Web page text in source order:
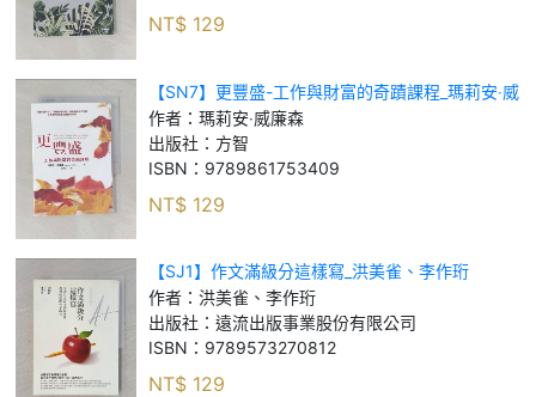
NT$ 129
【SN7】更豐盛-工作與財富的奇蹟課程_瑪莉安‧威
廉森
作者： 瑪莉安‧威廉森
出版社： 方智
ISBN： 9789861753409
NT$ 129
【SJ1】作文滿級分這樣寫_洪美雀、李作珩
作者： 洪美雀、李作珩
出版社： 遠流出版事業股份有限公司
ISBN： 9789573270812
NT$ 129